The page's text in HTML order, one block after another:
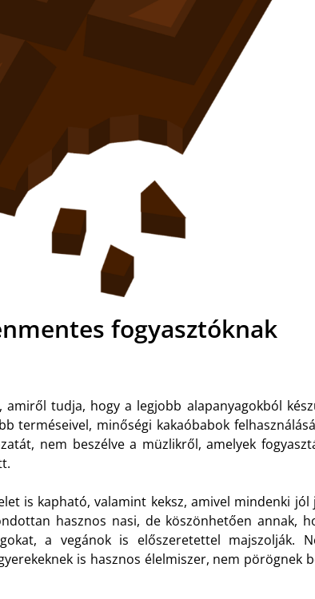
fogyasztóknak
amiről tudja, hogy a legjobb alapanyagokból
terméseivel, minőségi kakaóbabok
nem beszélve a müzlikről, amelyek
is kapható, valamint keksz, amivel mindenki jól
hasznos nasi, de köszönhetően annak,
a vegánok is előszeretettel majszolják.
is hasznos élelmiszer, nem pörögnek